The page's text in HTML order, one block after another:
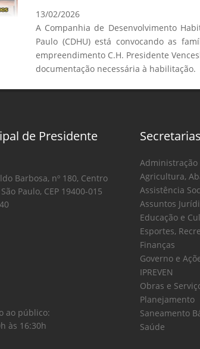
13/02/2026
A Companhia de Desenvolvimento
Paulo (CDHU) está convocando as
empreendimento C.H. Presidente
documentação necessária à habilitação.
de Presidente
Barbosa, nº 180, Centro
Paulo, CEP 19400-015
ao público:
às 16:30h
Secretarias
Administração
Agricultura,
Assistência
Assuntos
Educação e
Esportes,
Finanças
Governo e
IPREVEN
Obras e
Planejamento
Saneamento
Saúde